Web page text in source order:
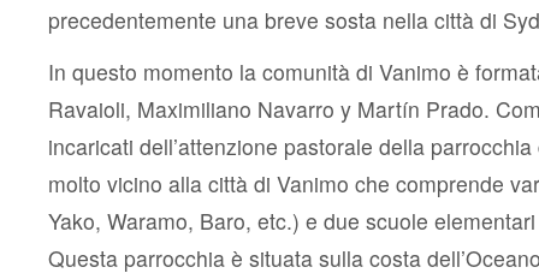
Nuova
e
precedentemente una breve sosta nella città di
In questo momento la comunità di Vanimo è
Ravaioli, Maximiliano Navarro y Martín Prado.
incaricati dell’attenzione pastorale della
molto vicino alla città di Vanimo che comprende
Yako, Waramo, Baro, etc.) e due scuole
Questa parrocchia è situata sulla costa